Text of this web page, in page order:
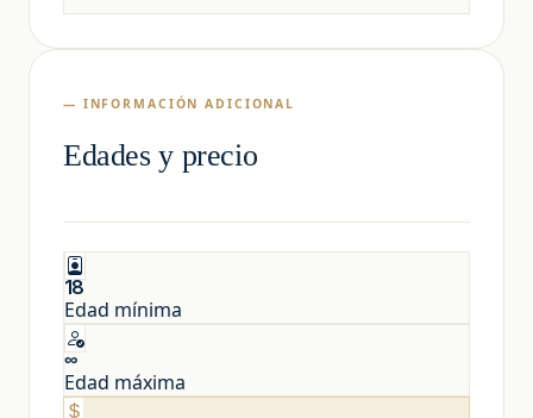
— INFORMACIÓN ADICIONAL
Edades y precio
18
Edad mínima
∞
Edad máxima